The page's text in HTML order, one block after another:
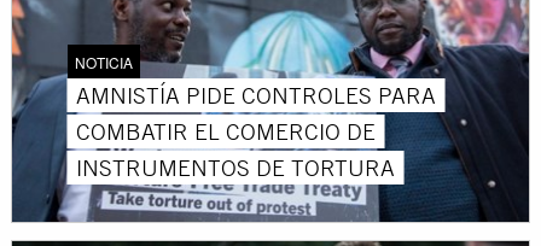
NOTICIA
AMNISTÍA PIDE CONTROLES PARA
COMBATIR EL COMERCIO DE
INSTRUMENTOS DE TORTURA